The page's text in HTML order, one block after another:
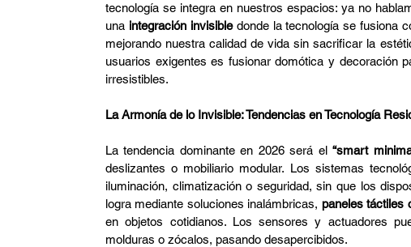
tecnología se integra en nuestros espacios: ya no
una integración invisible donde la tecnología se fusiona
mejorando nuestra calidad de vida sin sacrificar la
usuarios exigentes es fusionar domótica y decoración
irresistibles.
La Armonía de lo Invisible: Tendencias en Tecnología
La tendencia dominante en 2026 será el “smart
deslizantes o mobiliario modular. Los sistemas
iluminación, climatización o seguridad, sin que los
logra mediante soluciones inalámbricas, paneles táctiles
en objetos cotidianos. Los sensores y actuadores
molduras o zócalos, pasando desapercibidos.